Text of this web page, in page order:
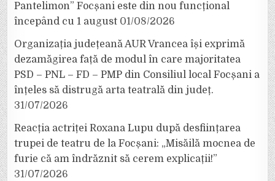
Pantelimon” Focșani este din nou funcțional
începând cu 1 august 01/08/2026
Organizația județeană AUR Vrancea își exprimă
dezamăgirea față de modul în care majoritatea
PSD – PNL – FD – PMP din Consiliul local Focșani a
înțeles să distrugă arta teatrală din județ.
31/07/2026
Reacția actriței Roxana Lupu după desființarea
trupei de teatru de la Focșani: „Misăilă mocnea de
furie că am îndrăznit să cerem explicații!”
31/07/2026